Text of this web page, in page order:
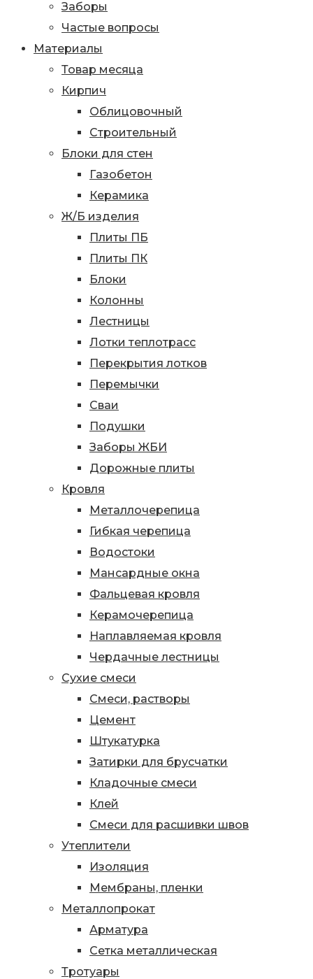
Заборы
Частые вопросы
Материалы
Товар месяца
Кирпич
Облицовочный
Строительный
Блоки для стен
Газобетон
Керамика
Ж/Б изделия
Плиты ПБ
Плиты ПК
Блоки
Колонны
Лестницы
Лотки теплотрасс
Перекрытия лотков
Перемычки
Сваи
Подушки
Заборы ЖБИ
Дорожные плиты
Кровля
Металлочерепица
Гибкая черепица
Водостоки
Мансардные окна
Фальцевая кровля
Керамочерепица
Наплавляемая кровля
Чердачные лестницы
Сухие смеси
Смеси, растворы
Цемент
Штукатурка
Затирки для брусчатки
Кладочные смеси
Клей
Смеси для расшивки швов
Утеплители
Изоляция
Мембраны, пленки
Металлопрокат
Арматура
Сетка металлическая
Тротуары